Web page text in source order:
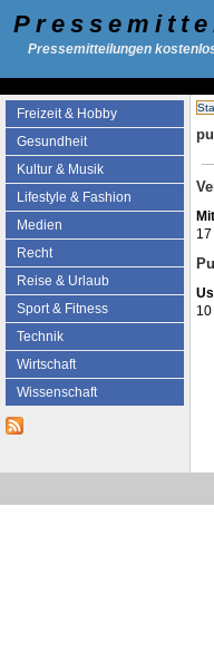
Pressemitteilungen
Freizeit & Hobby
Gesundheit
Kultur & Musik
Lifestyle & Fashion
Medien
Recht
Reise & Urlaub
Sport & Fitness
Technik
Wirtschaft
Wissenschaft
10